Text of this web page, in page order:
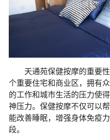
天通苑保健按摩的重要
个重要住宅和商业区，拥有
的工作和城市生活的压力使
神压力。保健按摩不仅可以
能改善睡眠，增强身体免疫
段。